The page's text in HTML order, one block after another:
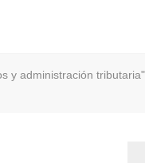
y administración